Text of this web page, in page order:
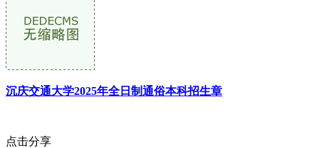
沉庆交通大学2025年全日制通俗本科招生章
点击分享